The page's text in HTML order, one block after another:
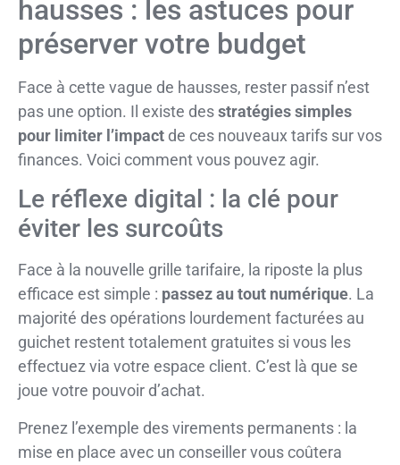
hausses : les astuces pour
préserver votre budget
Face à cette vague de hausses, rester passif n’est
pas une option. Il existe desstratégies simples
pour limiter l’impact de ces nouveaux tarifs sur vos
finances. Voici comment vous pouvez agir.
Le réflexe digital : la clé pour
éviter les surcoûts
Face à la nouvelle grille tarifaire, la riposte la plus
efficace est simple : passez au tout numérique. La
majorité des opérations lourdement facturées au
guichet restent totalement gratuites si vous les
effectuez via votre espace client. C’est là que se
joue votre pouvoir d’achat.
Prenez l’exemple des virements permanents : la
mise en place avec un conseiller vous coûtera